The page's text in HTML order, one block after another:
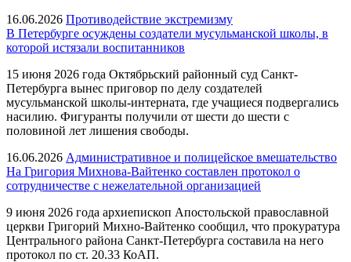
16.06.2026 Противодействие экстремизму
В Петербурге осуждены создатели мусульманской школы, в
которой истязали воспитанников
15 июня 2026 года Октябрьский районный суд Санкт-
Петербурга вынес приговор по делу создателей
мусульманской школы-интерната, где учащиеся подвергались
насилию. Фигуранты получили от шести до шести с
половиной лет лишения свободы.
16.06.2026 Административное и полицейское вмешательство
На Григория Михнова-Вайтенко составлен протокол о
сотрудничестве с нежелательной организацией
9 июня 2026 года архиепископ Апостольской православной
церкви Григорий Михно-Вайтенко сообщил, что прокуратура
Центрального района Санкт-Петербурга составила на него
протокол по ст. 20.33 КоАП.